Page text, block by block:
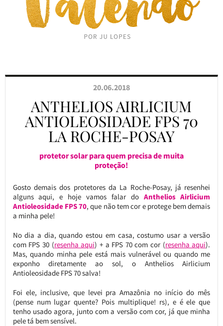
20.06.2018
ANTHELIOS AIRLICIUM
ANTIOLEOSIDADE FPS 70
LA ROCHE-POSAY
protetor solar para quem precisa de muita
proteção!
Gosto demais dos protetores da La Roche-Posay, já resenhei
alguns aqui, e hoje vamos falar do Anthelios Airlicium
Antioleosidade FPS 70, que não tem cor e protege bem demais
a minha pele!
No dia a dia, quando estou em casa, costumo usar a versão
com FPS 30 (resenha aqui) + a FPS 70 com cor (resenha aqui).
Mas, quando minha pele está mais vulnerável ou quando me
exponho diretamente ao sol, o Anthelios Airlicium
Antioleosidade FPS 70 salva!
Foi ele, inclusive, que levei pra Amazônia no início do mês
(pense num lugar quente? Pois multiplique! rs), e é ele que
tenho usado agora, junto com a versão com cor, já que minha
pele tá bem sensível.